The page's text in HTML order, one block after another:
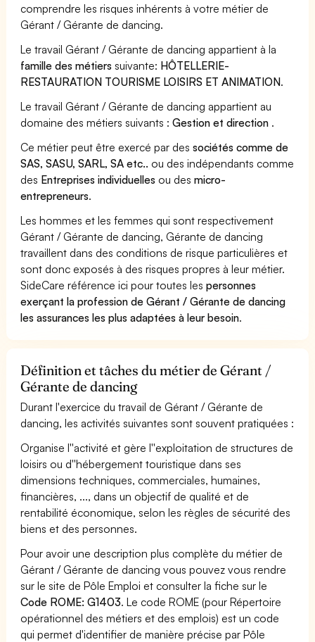
comprendre les risques inhérents à votre métier de
Gérant / Gérante de dancing.
Le travail Gérant / Gérante de dancing appartient à la
famille des métiers suivante: HÔTELLERIE-
RESTAURATION TOURISME LOISIRS ET ANIMATION.
Le travail Gérant / Gérante de dancing appartient au
domaine des métiers suivants :Gestion et direction .
Ce métier peut être exercé par dessociétés comme de
SAS, SASU, SARL, SA etc.. ou des indépendants comme
des Entreprises individuelles ou desmicro-
entrepreneurs.
Les hommes et les femmes qui sont respectivement
Gérant / Gérante de dancing, Gérante de dancing
travaillent dans des conditions de risque particulières et
sont donc exposés à des risques propres à leur métier.
SideCare référence ici pour toutes lespersonnes
exerçant la profession de Gérant / Gérante de dancing
les assurances les plus adaptées à leur besoin.
Définition et tâches du métier de Gérant /
Gérante de dancing
Durant l'exercice du travail de Gérant / Gérante de
dancing, les activités suivantes sont souvent pratiquées :
Organise l''activité et gère l''exploitation de structures de
loisirs ou d''hébergement touristique dans ses
dimensions techniques, commerciales, humaines,
financières, ..., dans un objectif de qualité et de
rentabilité économique, selon les règles de sécurité des
biens et des personnes.
Pour avoir une description plus complète du métier de
Gérant / Gérante de dancing vous pouvez vous rendre
sur le site de Pôle Emploi et consulter la fiche sur le
Code ROME: G1403. Le code ROME (pour Répertoire
opérationnel des métiers et des emplois) est un code
qui permet d'identifier de manière précise par Pôle